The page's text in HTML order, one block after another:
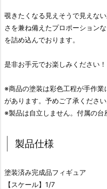
覗きたくなる見えそうで見えな
さを兼ね備えたプロポーション
を詰め込んでおります。
是非お手元でお楽しみください！
※商品の塗装は彩色工程が手作
があります。予めご了承ください
※製品は自立しません。付属の台
製品仕様
塗装済み完成品フィギュア
【スケール】1/7